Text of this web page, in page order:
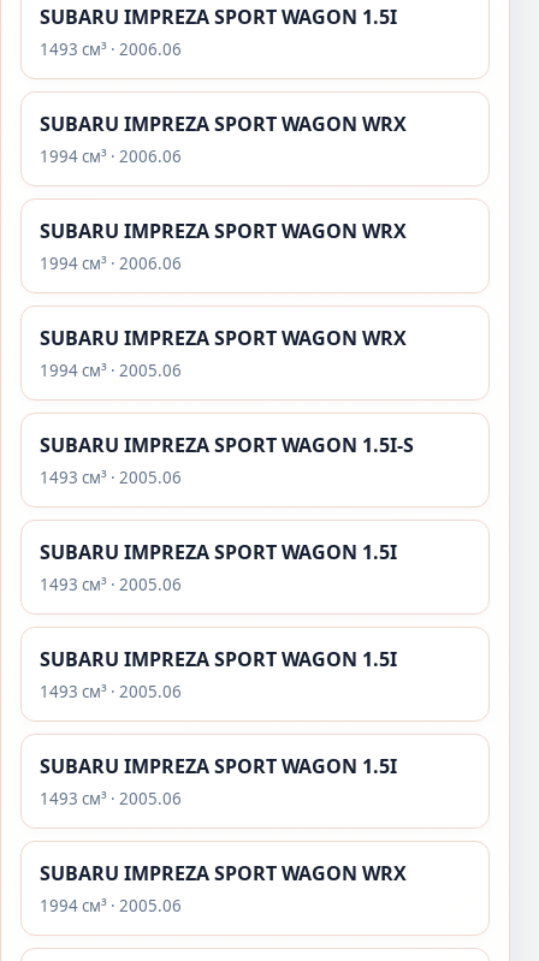
SUBARU IMPREZA SPORT WAGON 1.5I
1493 см³ · 2006.06
SUBARU IMPREZA SPORT WAGON WRX
1994 см³ · 2006.06
SUBARU IMPREZA SPORT WAGON WRX
1994 см³ · 2006.06
SUBARU IMPREZA SPORT WAGON WRX
1994 см³ · 2005.06
SUBARU IMPREZA SPORT WAGON 1.5I-S
1493 см³ · 2005.06
SUBARU IMPREZA SPORT WAGON 1.5I
1493 см³ · 2005.06
SUBARU IMPREZA SPORT WAGON 1.5I
1493 см³ · 2005.06
SUBARU IMPREZA SPORT WAGON 1.5I
1493 см³ · 2005.06
SUBARU IMPREZA SPORT WAGON WRX
1994 см³ · 2005.06